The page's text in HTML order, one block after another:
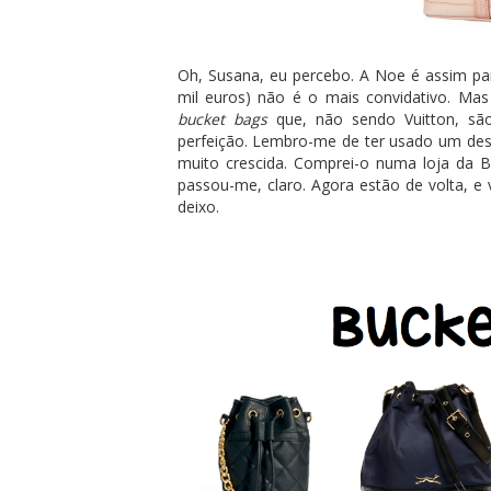
Oh, Susana, eu percebo. A Noe é assim
mil euros) não é o mais convidativo.
bucket bagsque, não sendo Vuitton,
perfeição. Lembro-me de ter usado um
muito crescida. Comprei-o numa loja da
passou-me, claro. Agora estão de volta,
deixo.